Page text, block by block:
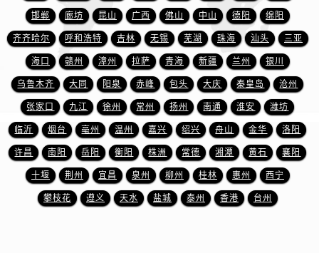
安徽省黄山市屯溪区黄山西路真力时售后服务中心（需提前预约）
安徽省六安市金安区解放中路真力时售后服务中心（需提前预约）
安徽省马鞍山市雨山区湖南西路真力时售后服务中心（需提前预约）
安徽省宿州市埇桥区人民中路真力时售后服务中心（需提前预约）
安徽省铜陵市铜官区石城大道真力时售后服务中心（需提前预约）
安徽省芜湖市镜湖区中山路步行街真力时售后服务中心（需提前预约）
安徽省宣城市宣州区叠嶂西路真力时售后服务中心（需提前预约）
福建省龙岩市新罗区九一南路真力时售后服务中心（需提前预约）
福建省南平市建阳区人民西路真力时售后服务中心（需提前预约）
福建省宁德市蕉城区天湖东路真力时售后服务中心（需提前预约）
邯郸 廊坊 昆山 广西 佛山 中山 德阳 绵阳
齐齐哈尔 呼和浩特 吉林 无锡 芜湖 珠海 汕头 三亚
海口 赣州 漳州 拉萨 青海 新疆 兰州 银川
乌鲁木齐 大同 阳泉 赤峰 包头 大庆 秦皇岛 沧州
张家口 九江 徐州 常州 扬州 南通 淮安 潍坊
临沂 烟台 亳州 温州 嘉兴 绍兴 舟山 金华 洛阳
许昌 南阳 岳阳 衡阳 株洲 常德 湘潭 黄石 襄阳
十堰 荆州 宜昌 泉州 柳州 桂林 惠州 西宁
攀枝花 遵义 天水 盐城 泰州 香港 台州